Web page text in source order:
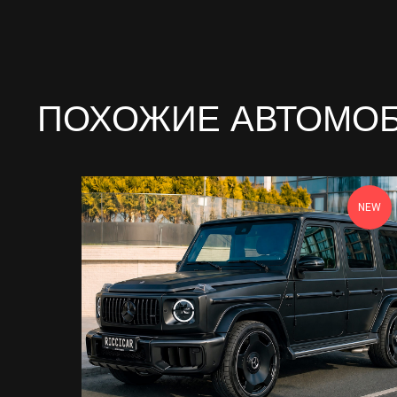
ПОХОЖИЕ
NEW